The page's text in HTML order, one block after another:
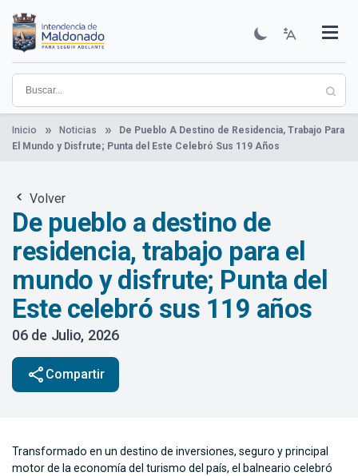
contenido
principal
Institucional
Municipios
Descubre Maldonado
Comunicación
Servicios
Guía De Trámites
Ver Noticias
Inicio Noticias
De Pueblo A Destino de Residencia, Trabajo Para
El Mundo y Disfrute; Punta del Este Celebró Sus 119 Años
Volver
De pueblo a destino de
residencia, trabajo para el
mundo y disfrute; Punta del
Este celebró sus 119 años
06 de Julio, 2026
share Compartir
Transformado en un destino de inversiones, seguro y principal
motor de la economía del turismo del país, el balneario celebró